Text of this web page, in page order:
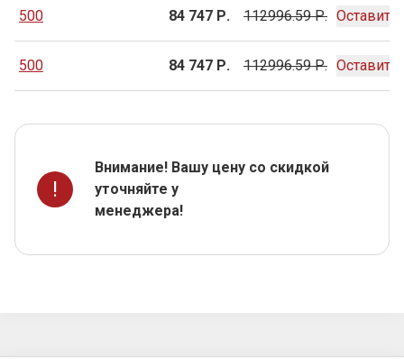
500 84 747 Р. 112996.59 Р. Оставить
500 84 747 Р. 112996.59 Р. Оставить
!
Внимание! Вашу цену со скидкой
уточняйте у
менеджера!